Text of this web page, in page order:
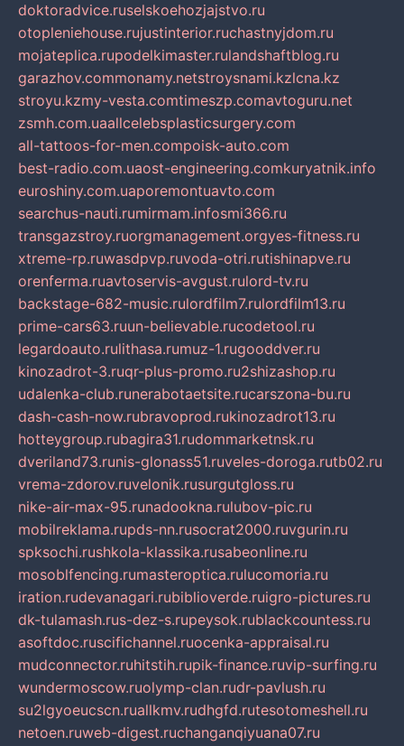
doktoradvice.ruselskoehozjajstvo.ru
otopleniehouse.rujustinterior.ruchastnyjdom.ru
mojateplica.rupodelkimaster.rulandshaftblog.ru
garazhov.commonamy.netstroysnami.kzlcna.kz
stroyu.kzmy-vesta.comtimeszp.comavtoguru.net
zsmh.com.uaallcelebsplasticsurgery.com
all-tattoos-for-men.compoisk-auto.com
best-radio.com.uaost-engineering.comkuryatnik.info
euroshiny.com.uaporemontuavto.com
searchus-nauti.rumirmam.infosmi366.ru
transgazstroy.ruorgmanagement.orgyes-fitness.ru
xtreme-rp.ruwasdpvp.ruvoda-otri.rutishinapve.ru
orenferma.ruavtoservis-avgust.rulord-tv.ru
backstage-682-music.rulordfilm7.rulordfilm13.ru
prime-cars63.ruun-believable.rucodetool.ru
legardoauto.rulithasa.rumuz-1.rugooddver.ru
kinozadrot-3.ruqr-plus-promo.ru2shizashop.ru
udalenka-club.runerabotaetsite.rucarszona-bu.ru
dash-cash-now.rubravoprod.rukinozadrot13.ru
hotteygroup.rubagira31.rudommarketnsk.ru
dveriland73.runis-glonass51.ruveles-doroga.rutb02.ru
vrema-zdorov.ruvelonik.rusurgutgloss.ru
nike-air-max-95.runadookna.rulubov-pic.ru
mobilreklama.rupds-nn.rusocrat2000.ruvgurin.ru
spksochi.rushkola-klassika.rusabeonline.ru
mosoblfencing.rumasteroptica.rulucomoria.ru
iration.rudevanagari.rubiblioverde.ruigro-pictures.ru
dk-tulamash.rus-dez-s.rupeysok.rublackcountess.ru
asoftdoc.ruscifichannel.ruocenka-appraisal.ru
mudconnector.ruhitstih.rupik-finance.ruvip-surfing.ru
wundermoscow.ruolymp-clan.rudr-pavlush.ru
su2lgyoeucscn.ruallkmv.rudhgfd.rutesotomeshell.ru
netoen.ruweb-digest.ruchanganqiyuana07.ru